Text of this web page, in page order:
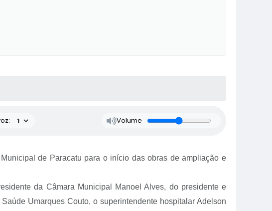
Volume
de Paracatu para o início das obras de ampliação e
da Câmara Municipal Manoel Alves, do presidente e
Umarques Couto, o superintendente hospitalar Adelson